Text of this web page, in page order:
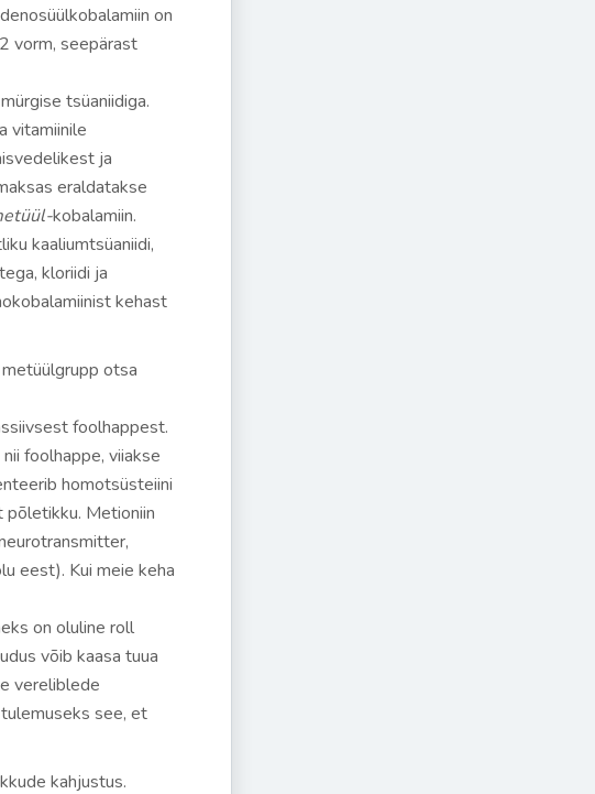
on
vorm, seepärast
tsüaniidiga.
vitamiinile
ja
eraldatakse
kobalamiin.
kaaliumtsüaniidi,
kloriidi ja
kehast
otsa
foolhappest.
foolhappe, viiakse
homotsüsteiini
Metioniin
eest). Kui meie keha
on oluline roll
võib kaasa tuua
vereliblede
see, et
kahjustus.